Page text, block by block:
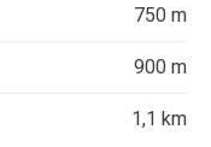
750 m
900 m
1,1 km